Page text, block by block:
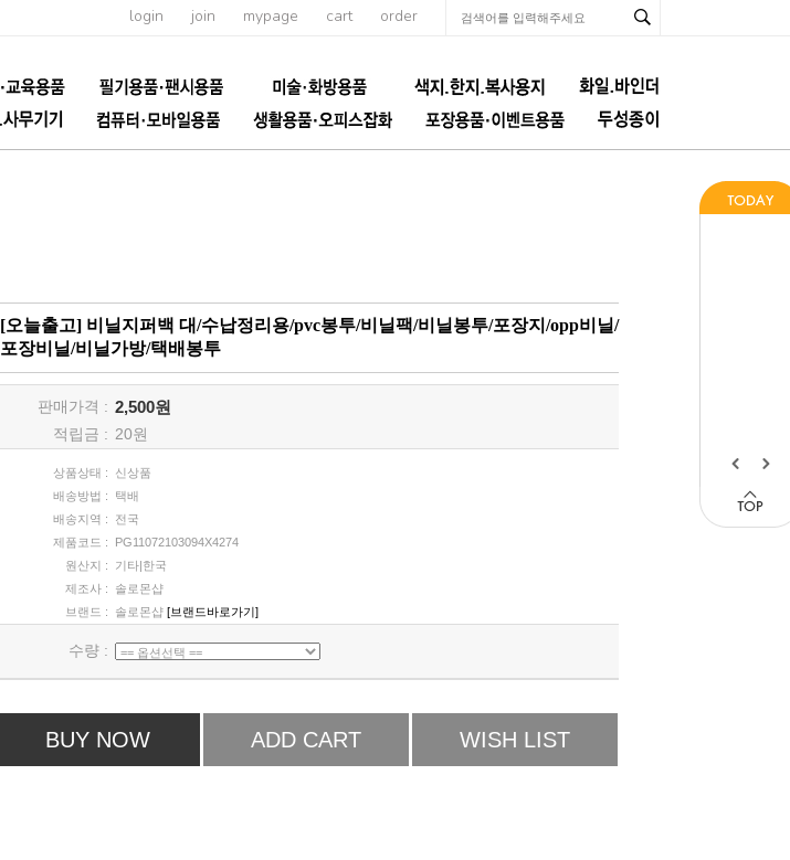
login join mypage cart order
[오늘출고] 비닐지퍼백 대/수납정리용/pvc봉투/비닐팩/비닐봉투/포장지/opp비닐/
포장비닐/비닐가방/택배봉투
판매가격 : 2,500원
적립금 : 20원
상품상태 :
신상품
배송방법 :
택배
배송지역 :
전국
제품코드 :
PG11072103094X4274
원산지 :
기타|한국
제조사 :
솔로몬샵
브랜드 :
솔로몬샵 [브랜드바로가기]
수량 :
BUY NOW ADD CART WISH LIST